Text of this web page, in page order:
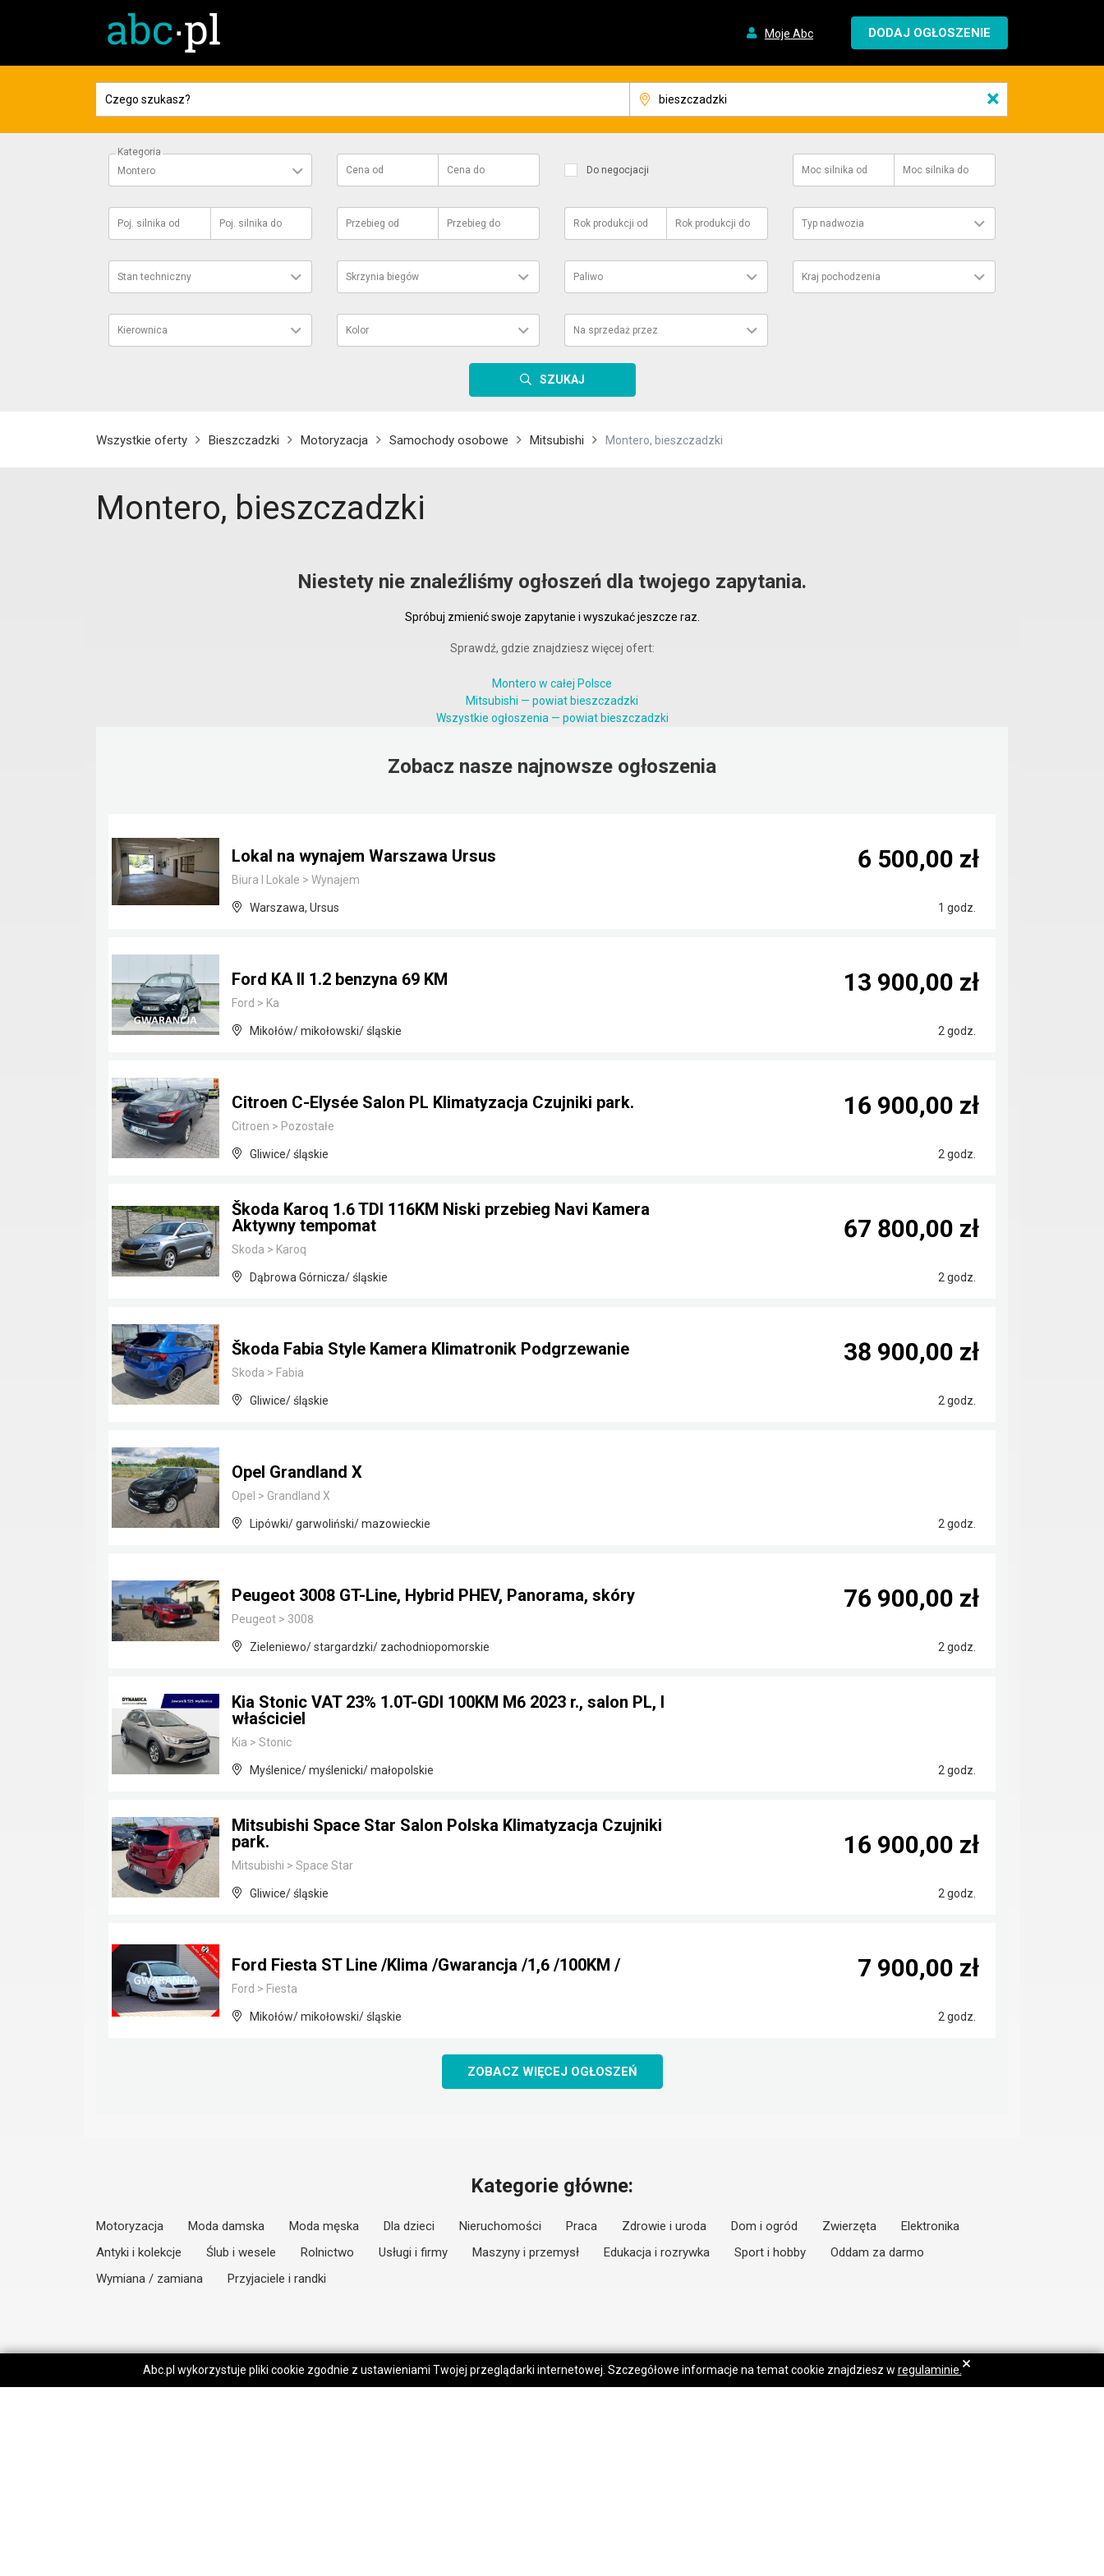
Moje Abc DODAJ OGŁOSZENIE
×
Kategoria
Montero
Cena od Cena do Do negocjacji Moc silnika od Moc silnika do
Poj. silnika od Poj. silnika do Przebieg od Przebieg do Rok produkcji od Rok produkcji do Typ nadwozia
Stan techniczny Skrzynia biegów Paliwo Kraj pochodzenia
Kierownica Kolor Na sprzedaż przez
SZUKAJ
Wszystkie oferty Bieszczadzki Motoryzacja Samochody osobowe Mitsubishi Montero, bieszczadzki
Montero, bieszczadzki
Niestety nie znaleźliśmy ogłoszeń dla twojego zapytania.
Spróbuj zmienić swoje zapytanie i wyszukać jeszcze raz.
Sprawdź, gdzie znajdziesz więcej ofert:
Montero w całej Polsce
Mitsubishi — powiat bieszczadzki
Wszystkie ogłoszenia — powiat bieszczadzki
Zobacz nasze najnowsze ogłoszenia
Lokal na wynajem Warszawa Ursus
Biura I Lokale > Wynajem
Warszawa, Ursus 1 godz.
6 500,00 zł
Ford KA II 1.2 benzyna 69 KM
Ford > Ka
Mikołów/ mikołowski/ śląskie 2 godz.
13 900,00 zł
Citroen C-Elysée Salon PL Klimatyzacja Czujniki park.
Citroen > Pozostałe
Gliwice/ śląskie 2 godz.
16 900,00 zł
Škoda Karoq 1.6 TDI 116KM Niski przebieg Navi Kamera
Aktywny tempomat
Skoda > Karoq
Dąbrowa Górnicza/ śląskie 2 godz.
67 800,00 zł
Škoda Fabia Style Kamera Klimatronik Podgrzewanie
Skoda > Fabia
Gliwice/ śląskie 2 godz.
38 900,00 zł
Opel Grandland X
Opel > Grandland X
Lipówki/ garwoliński/ mazowieckie 2 godz.
Peugeot 3008 GT-Line, Hybrid PHEV, Panorama, skóry
Peugeot > 3008
Zieleniewo/ stargardzki/ zachodniopomorskie 2 godz.
76 900,00 zł
Kia Stonic VAT 23% 1.0T-GDI 100KM M6 2023 r., salon PL, I
właściciel
Kia > Stonic
Myślenice/ myślenicki/ małopolskie 2 godz.
Mitsubishi Space Star Salon Polska Klimatyzacja Czujniki
park.
Mitsubishi > Space Star
Gliwice/ śląskie 2 godz.
16 900,00 zł
Ford Fiesta ST Line /Klima /Gwarancja /1,6 /100KM /
Ford > Fiesta
Mikołów/ mikołowski/ śląskie 2 godz.
7 900,00 zł
ZOBACZ WIĘCEJ OGŁOSZEŃ
Kategorie główne:
Motoryzacja Moda damska Moda męska Dla dzieci Nieruchomości Praca Zdrowie i uroda Dom i ogród Zwierzęta
Elektronika
Antyki i kolekcje
Ślub i wesele Rolnictwo Usługi i firmy Maszyny i przemysł Edukacja i rozrywka Sport i hobby
Oddam za darmo
Wymiana / zamiana
Przyjaciele i randki
Abc.pl wykorzystuje pliki cookie zgodnie z ustawieniami Twojej przeglądarki internetowej. Szczegółowe informacje na temat cookie znajdziesz w regulaminie. ×